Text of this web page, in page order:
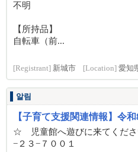
不明
【所持品】
自転車（前...
[Registrant] 新城市 [Location] 愛知
알림
【子育て支援関連情報】令
☆ 児童館へ遊びに来てくださ
−２３−７００１